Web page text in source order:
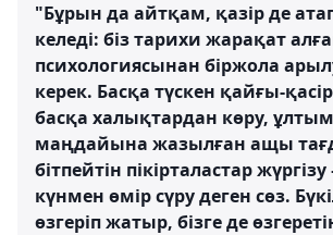
"Бұрын да айтқам, қазір де
келеді: біз тарихи жарақат
психологиясынан біржола
керек. Басқа түскен қайғы-
басқа халықтардан көру,
маңдайына жазылған ащы
бітпейтін пікірталастар жүргізу
күнмен өмір сүру деген сөз.
өзгеріп жатыр, бізге де